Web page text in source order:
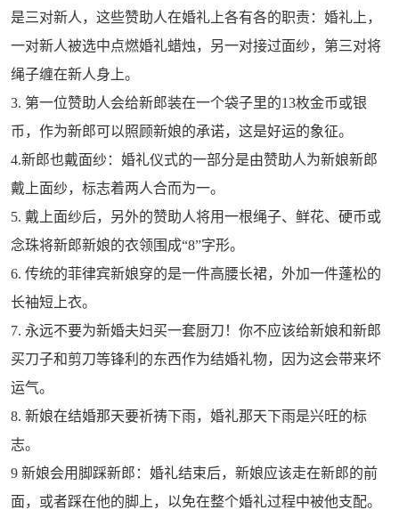
是三对新人，这些赞助人在婚礼上各有各的职责：婚礼上，
一对新人被选中点燃婚礼蜡烛，另一对接过面纱，第三对将
绳子缠在新人身上。
3. 第一位赞助人会给新郎装在一个袋子里的13枚金币或银
币，作为新郎可以照顾新娘的承诺，这是好运的象征。
4.新郎也戴面纱：婚礼仪式的一部分是由赞助人为新娘新郎
戴上面纱，标志着两人合而为一。
5. 戴上面纱后，另外的赞助人将用一根绳子、鲜花、硬币或
念珠将新郎新娘的衣领围成“8”字形。
6. 传统的菲律宾新娘穿的是一件高腰长裙，外加一件蓬松的
长袖短上衣。
7. 永远不要为新婚夫妇买一套厨刀！你不应该给新娘和新郎
买刀子和剪刀等锋利的东西作为结婚礼物，因为这会带来坏
运气。
8. 新娘在结婚那天要祈祷下雨，婚礼那天下雨是兴旺的标
志。
9 新娘会用脚踩新郎：婚礼结束后，新娘应该走在新郎的前
面，或者踩在他的脚上，以免在整个婚礼过程中被他支配。